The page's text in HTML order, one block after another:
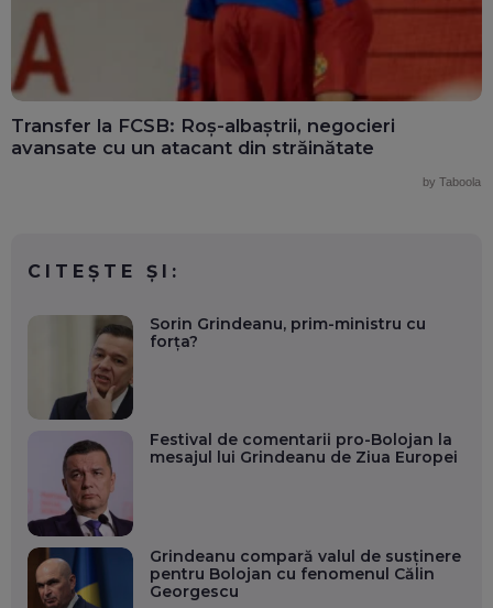
Transfer la FCSB: Roș-albaștrii, negocieri
avansate cu un atacant din străinătate
by Taboola
CITEȘTE ȘI:
Sorin Grindeanu, prim-ministru cu
forța?
Festival de comentarii pro-Bolojan la
mesajul lui Grindeanu de Ziua Europei
Grindeanu compară valul de susținere
pentru Bolojan cu fenomenul Călin
Georgescu